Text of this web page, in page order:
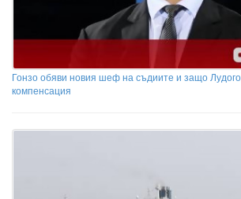
Гонзо обяви новия шеф на съдиите и защо
компенсация